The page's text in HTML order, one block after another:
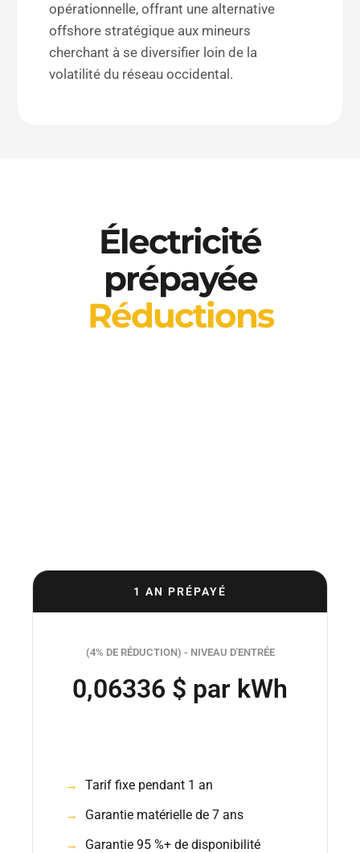
opérationnelle, offrant une alternative
offshore stratégique aux mineurs
cherchant à se diversifier loin de la
volatilité du réseau occidental.
Électricité
prépayée
Réductions
1 AN PRÉPAYÉ
(4% DE RÉDUCTION) - NIVEAU D'ENTRÉE
0,06336 $ par kWh
Tarif fixe pendant 1 an
Garantie matérielle de 7 ans
Garantie 95 %+ de disponibilité